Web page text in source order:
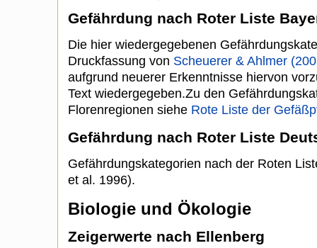
Gefährdung nach Roter Liste
Die hier wiedergegebenen
Druckfassung von Scheuerer & Ahlmer
aufgrund neuerer Erkenntnisse hiervon
Text wiedergegeben.Zu den
Florenregionen siehe Rote Liste der
Gefährdung nach Roter Liste
Gefährdungskategorien nach der Roten
et al. 1996).
Biologie und Ökologie
Zeigerwerte nach Ellenberg